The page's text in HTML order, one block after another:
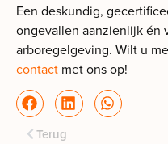
Een deskundig,
ongevallen aanzienlijk én
arboregelgeving. Wilt u
contact met ons op!
Terug